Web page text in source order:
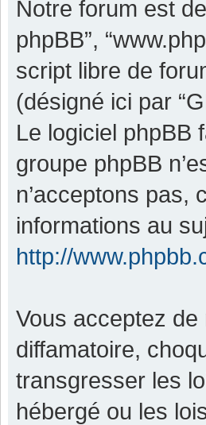
Notre forum est
phpBB”,
script libre de
(désigné ici par
Le logiciel phpBB
groupe phpBB
n’acceptons pas,
informations au
http://
Vous acceptez
diffamatoire,
transgresser les
hébergé ou les